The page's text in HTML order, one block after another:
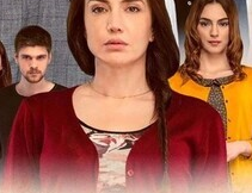
67 серия
71 серия
75 серия